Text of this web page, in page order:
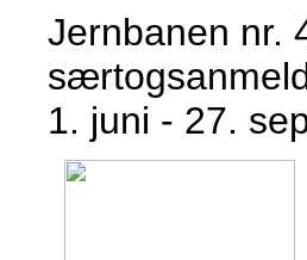
Jernbanen nr.
1. juni - 27.